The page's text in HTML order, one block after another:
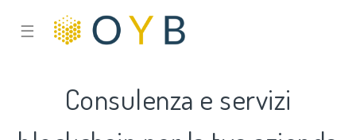
☰
Consulenza e servizi